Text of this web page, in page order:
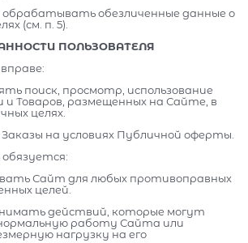
обезличенные данные о
(см. п. 5).
ПОЛЬЗОВАТЕЛЯ
поиск, просмотр, использование
и Товаров, размещенных на Сайте, в
целях.
на условиях Публичной оферты.
обязуется:
Сайт для любых противоправных
целей.
действий, которые могут
работу Сайта или
нагрузку на его